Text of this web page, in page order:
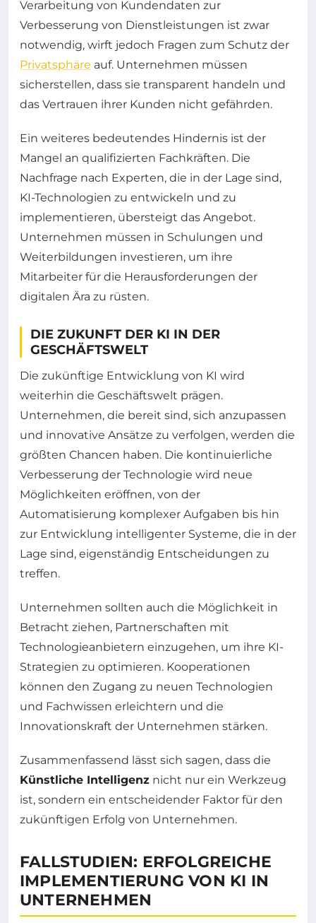
Verarbeitung von Kundendaten zur
Verbesserung von Dienstleistungen ist zwar
notwendig, wirft jedoch Fragen zum Schutz der
Privatsphäre auf. Unternehmen müssen
sicherstellen, dass sie transparent handeln und
das Vertrauen ihrer Kunden nicht gefährden.
Ein weiteres bedeutendes Hindernis ist der
Mangel an qualifizierten Fachkräften. Die
Nachfrage nach Experten, die in der Lage sind,
KI-Technologien zu entwickeln und zu
implementieren, übersteigt das Angebot.
Unternehmen müssen in Schulungen und
Weiterbildungen investieren, um ihre
Mitarbeiter für die Herausforderungen der
digitalen Ära zu rüsten.
DIE ZUKUNFT DER KI IN DER
GESCHÄFTSWELT
Die zukünftige Entwicklung von KI wird
weiterhin die Geschäftswelt prägen.
Unternehmen, die bereit sind, sich anzupassen
und innovative Ansätze zu verfolgen, werden die
größten Chancen haben. Die kontinuierliche
Verbesserung der Technologie wird neue
Möglichkeiten eröffnen, von der
Automatisierung komplexer Aufgaben bis hin
zur Entwicklung intelligenter Systeme, die in der
Lage sind, eigenständig Entscheidungen zu
treffen.
Unternehmen sollten auch die Möglichkeit in
Betracht ziehen, Partnerschaften mit
Technologieanbietern einzugehen, um ihre KI-
Strategien zu optimieren. Kooperationen
können den Zugang zu neuen Technologien
und Fachwissen erleichtern und die
Innovationskraft der Unternehmen stärken.
Zusammenfassend lässt sich sagen, dass die
Künstliche Intelligenz nicht nur ein Werkzeug
ist, sondern ein entscheidender Faktor für den
zukünftigen Erfolg von Unternehmen.
FALLSTUDIEN: ERFOLGREICHE
IMPLEMENTIERUNG VON KI IN
UNTERNEHMEN